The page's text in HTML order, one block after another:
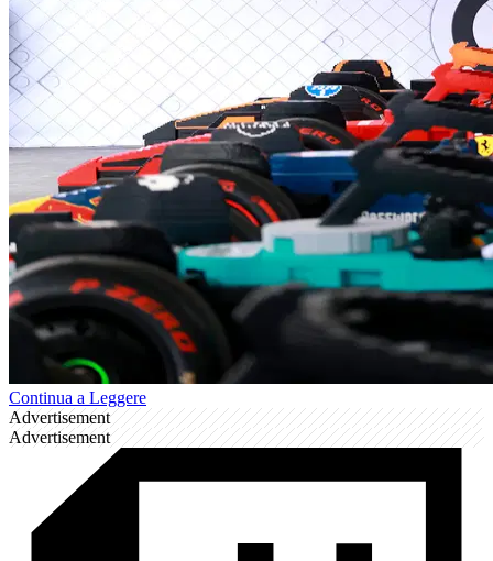
Continua a Leggere
Advertisement
Advertisement